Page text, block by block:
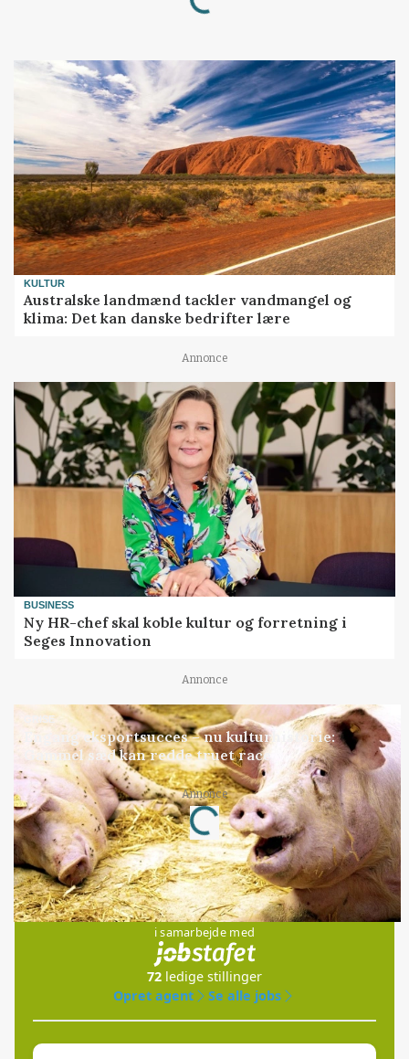
KULTUR
Australske landmænd tackler vandmangel og
klima: Det kan danske bedrifter lære
Annonce
BUSINESS
Ny HR-chef skal koble kultur og forretning i
Seges Innovation
Annonce
GRISE
Engang eksportsucces – nu kulturhistorie:
Gammel sæd kan redde truet race
Annonce
Loading...
Jobs
i samarbejde med
72 ledige stillinger
Opret agent
Se alle jobs